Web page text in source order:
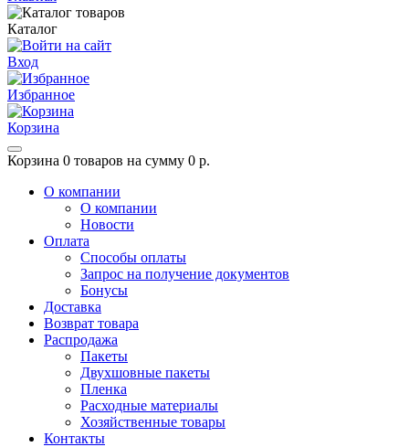
Каталог
Вход
Избранное
Корзина
Корзина 0 товаров на сумму 0 р.
О компании
О компании
Новости
Оплата
Способы оплаты
Запрос на получение документов
Бонусы
Доставка
Возврат товара
Распродажа
Пакеты
Двухшовные пакеты
Пленка
Расходные материалы
Хозяйственные товары
Контакты